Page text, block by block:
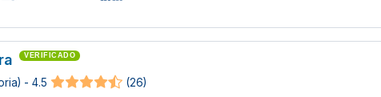
VERIFICADO
- 4.5
(26)